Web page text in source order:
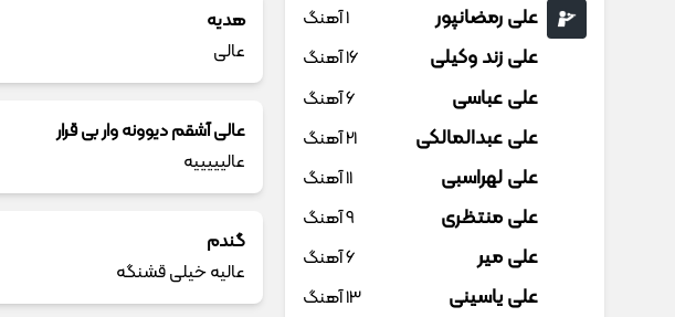
هدیه
عالی
عالی آشقم دیوونه وار بی قرار
عالیییییه
گندم
عالیه خیلی قشنگه
علی رمضانپور 1 آهنگ
علی زند وکیلی 16 آهنگ
علی عباسی 6 آهنگ
علی عبدالمالکی 21 آهنگ
علی لهراسبی 11 آهنگ
علی منتظری 9 آهنگ
علی میر 6 آهنگ
علی یاسینی 13 آهنگ